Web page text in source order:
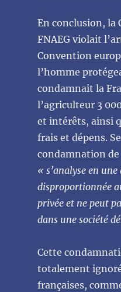
En conclusion, la
FNAEG violait
Convention
l’homme
condamnait la
l’agriculteur 3
et intérêts, ainsi
frais et dépens.
condamnation
« s’analyse en
disproportionnée
privée et ne peut
dans une société
Cette
totalement
françaises,